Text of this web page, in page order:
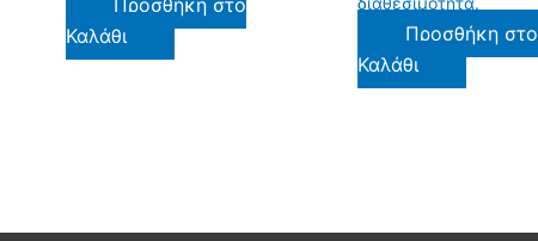
Καλάθι
Προσθήκη στο
Καλάθι